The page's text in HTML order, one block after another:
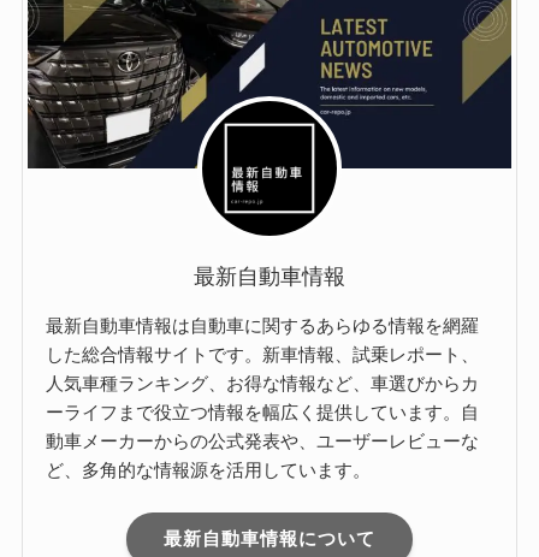
最新自動車情報
最新自動車情報は自動車に関するあらゆる情報を網羅
した総合情報サイトです。新車情報、試乗レポート、
人気車種ランキング、お得な情報など、車選びからカ
ーライフまで役立つ情報を幅広く提供しています。自
動車メーカーからの公式発表や、ユーザーレビューな
ど、多角的な情報源を活用しています。
最新自動車情報について